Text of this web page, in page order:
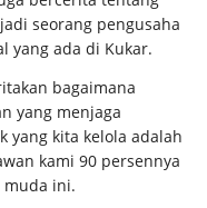
seorang pengusaha
yang ada di Kukar.
bagaimana
yang menjaga
yang kita kelola adalah
kami 90 persennya
muda ini.